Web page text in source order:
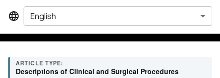
ARTICLE TYPE:
Descriptions of Clinical and Surgical Procedures
English